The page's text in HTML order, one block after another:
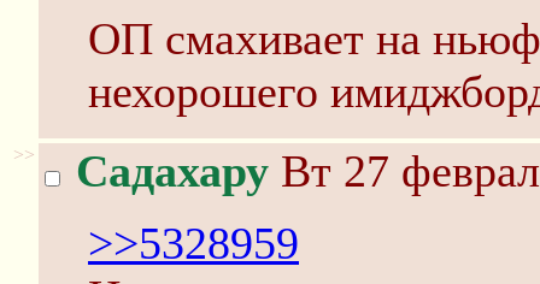
ОП смахивает на
нехорошего
>> Садахару Вт 27
>>5328959